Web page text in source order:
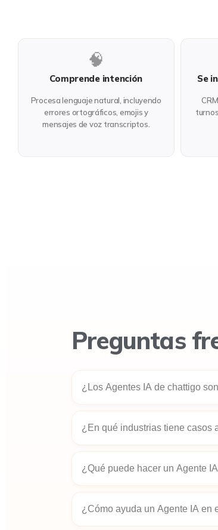
🧠
Comprende intención
Procesa lenguaje natural, incluyendo
errores ortográficos, emojis y
mensajes de voz transcriptos.
Se
Preguntas
¿Los Agentes IA de chattigo
IA para salud opera distinto a
industria son diferentes.
¿En qué industrias tiene casos
e-commerce, salud, fintech y
adaptado a tu operación.
¿Qué puede hacer un Agente
recordatorios de pago y dar
¿Cómo ayuda un Agente IA en